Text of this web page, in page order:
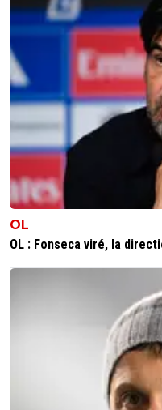
OL
OL : Fonseca viré, la